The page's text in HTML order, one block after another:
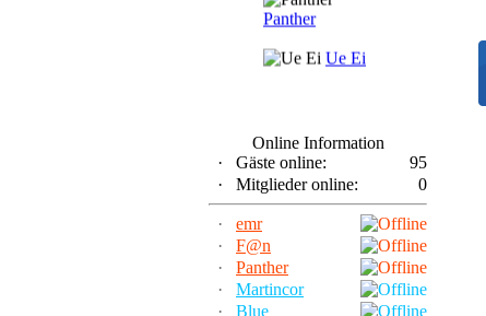
Panther
Ue Ei
Online Information
·
Gäste online:
95
·
Mitglieder online: 0
·
emr
·
F@n
·
Panther
·
Martincor
·
Blue